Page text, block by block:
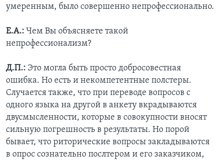
умеренным, было совершенно непрофессионально.
Е.А.: Чем Вы объясняете такой
непрофессионализм?
Д.П.: Это могла быть просто добросовестная
ошибка. Но есть и некомпетентные полстеры.
Случается также, что при переводе вопросов с
одного языка на другой в анкету вкрадываются
двусмысленности, которые в совокупности вносят
сильную погрешность в результаты. Но порой
бывает, что риторические вопросы закладываются
в опрос сознательно послтером и его заказчиком,